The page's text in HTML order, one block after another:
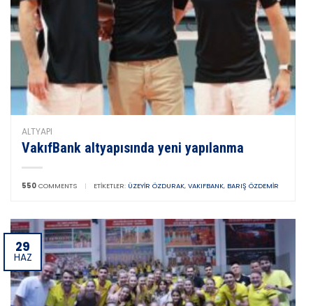
ALTYAPI
VakıfBank altyapısında yeni yapılanma
550 COMMENTS | ETIKETLER: ÜZEYIR ÖZDURAK, VAKIFBANK, BARIŞ ÖZDEMIR
29
HAZ